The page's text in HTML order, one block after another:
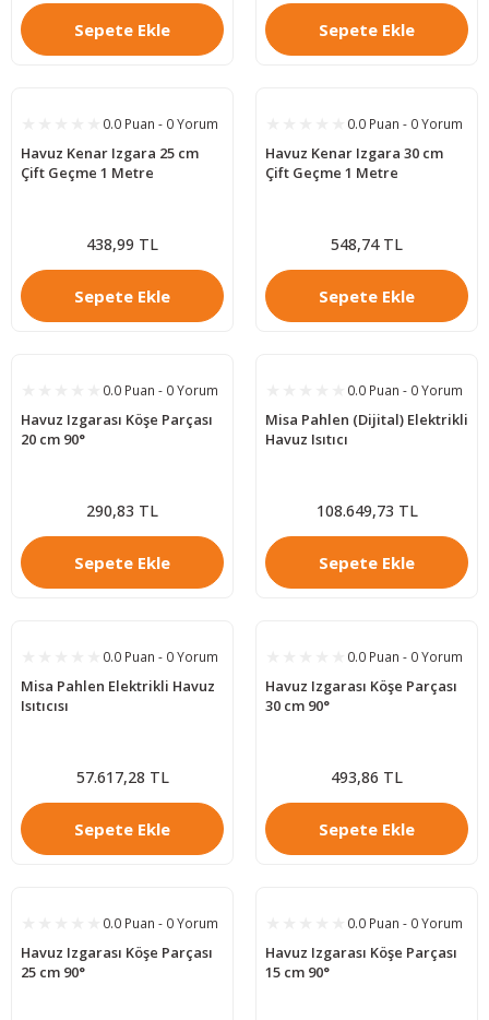
Sepete Ekle Sepete Ekle
0.0 Puan - 0 Yorum
Havuz Kenar Izgara 25 cm
Çift Geçme 1 Metre
438,99 TL
Sepete Ekle
0.0 Puan - 0 Yorum
Havuz Kenar Izgara 30 cm
Çift Geçme 1 Metre
548,74 TL
Sepete Ekle
0.0 Puan - 0 Yorum
Havuz Izgarası Köşe Parçası
20 cm 90°
290,83 TL
Sepete Ekle
0.0 Puan - 0 Yorum
Misa Pahlen (Dijital) Elektrikli
Havuz Isıtıcı
108.649,73 TL
Sepete Ekle
0.0 Puan - 0 Yorum
Misa Pahlen Elektrikli Havuz
Isıtıcısı
57.617,28 TL
Sepete Ekle
0.0 Puan - 0 Yorum
Havuz Izgarası Köşe Parçası
30 cm 90°
493,86 TL
Sepete Ekle
0.0 Puan - 0 Yorum
Havuz Izgarası Köşe Parçası
25 cm 90°
0.0 Puan - 0 Yorum
Havuz Izgarası Köşe Parçası
15 cm 90°